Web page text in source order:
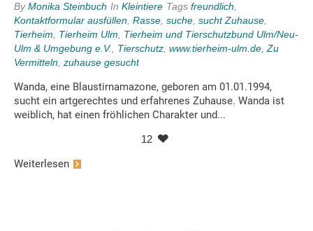
ByMonika Steinbuch In Kleintiere Tags freundlich,
Kontaktformular ausfüllen, Rasse, suche, sucht Zuhause,
Tierheim, Tierheim Ulm, Tierheim und Tierschutzbund Ulm/Neu-
Ulm & Umgebung e.V., Tierschutz, www.tierheim-ulm.de,Zu
Vermitteln, zuhause gesucht
Wanda, eine Blaustirnamazone, geboren am 01.01.1994,
sucht ein artgerechtes und erfahrenes Zuhause. Wanda ist
weiblich, hat einen fröhlichen Charakter und...
12
Weiterlesen